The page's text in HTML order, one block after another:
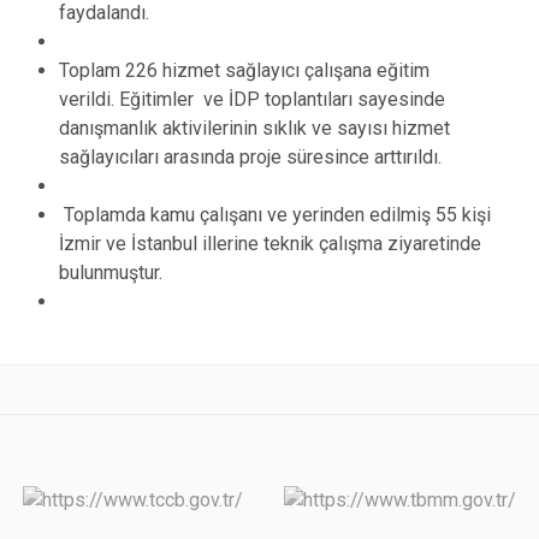
faydalandı.
Toplam 226 hizmet sağlayıcı çalışana eğitim
verildi. Eğitimler ve İDP toplantıları sayesinde
danışmanlık aktivilerinin sıklık ve sayısı hizmet
sağlayıcıları arasında proje süresince arttırıldı.
Toplamda kamu çalışanı ve yerinden edilmiş 55 kişi
İzmir ve İstanbul illerine teknik çalışma ziyaretinde
bulunmuştur.